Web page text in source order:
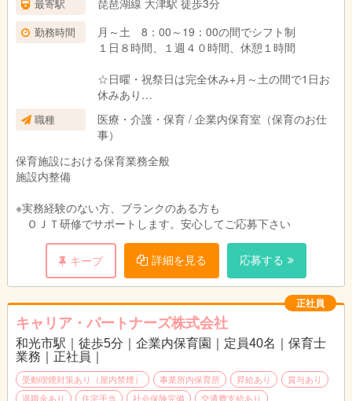
最寄駅 琵琶湖線 大津駅 徒歩3分
勤務時間
月～土 8：00～19：00の間でシフト制
１日８時間、１週４０時間、休憩１時間
☆日曜・祝祭日は完全休み+月～土の間で1日お
休みあり
☆シフトは本人希望を考慮し前月末までに決定
☆完全週休2日制・残業少 仕事も生活も充実！
職種
医療・介護・保育 / 企業内保育室（保育のお仕
事）
保育施設における保育業務全般
施設内整備
※実務経験のない方、ブランクのある方も
ＯＪＴ研修でサポートします。安心してご応募下さい
キープ 詳細を見る 応募する
正社員
キャリア・パートナーズ株式会社
和光市駅｜徒歩5分｜企業内保育園｜定員40名｜保育士
業務｜正社員｜
受動喫煙対策あり（屋内禁煙） 事業所内保育所 昇給あり
賞与あり
退職金あり
住宅手当 社会保険完備
交通費支給あり